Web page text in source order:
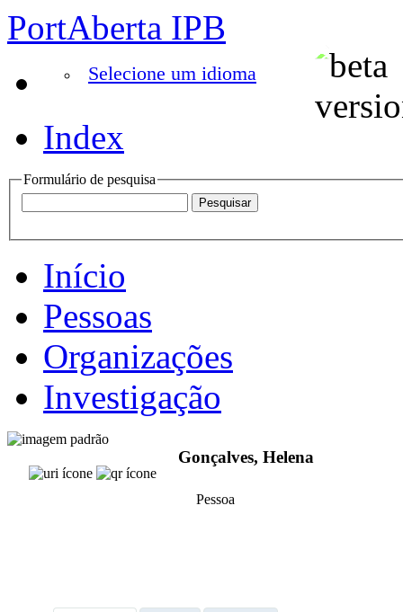
PortAberta IPB
Selecione um idioma
Index
Formulário de pesquisa
Início
Pessoas
Organizações
Investigação
Gonçalves, Helena
Pessoa